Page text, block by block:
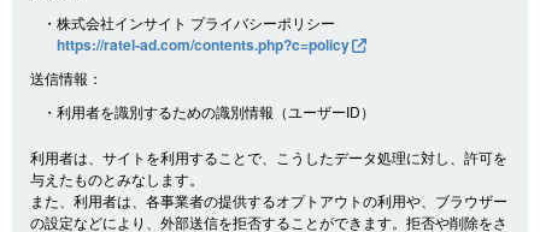
・株式会社インサイト プライバシーポリシー
https://ratel-ad.com/contents.php?c=policy
送信情報：
・利用者を識別するための識別情報（ユーザーID）
利用者は、サイトを利用することで、こうしたデータ処理に対し、許可を
与えたものとみなします。
また、利用者は、各事業者の提供するオプトアウトの利用や、ブラウザー
の設定などにより、外部送信を拒否することができます。拒否や削除をさ